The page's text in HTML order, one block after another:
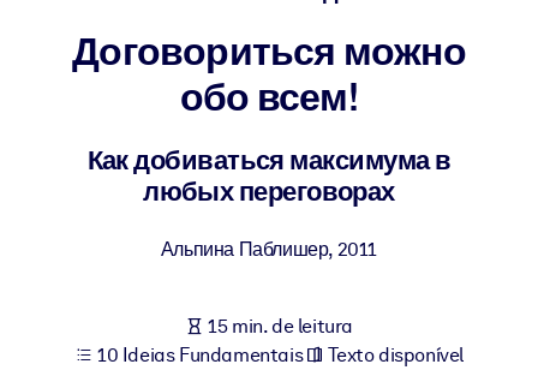
Leve conhecimento verificado e conciso para seu LMS/LXP para
resultados de aprendizagem mais sólidos.
Enriqueça sua biblioteca corporativa com conhecimento de
Para sistemas de IA
Alimente seus sistemas de IA com conhecimento confiável e
Договориться можно
обо всем!
Как добиваться максимума в
любых переговорах
Альпина Паблишер, 2011
15 min. de leitura
10 Ideias Fundamentais
Texto disponível